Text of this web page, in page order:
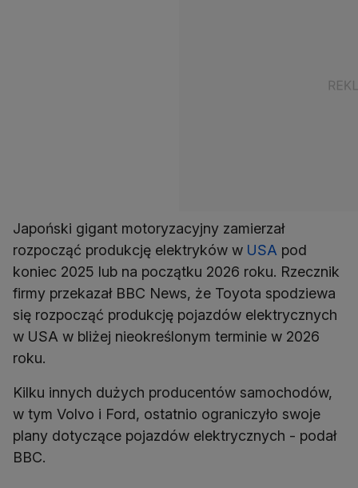
Japoński gigant motoryzacyjny zamierzał
rozpocząć produkcję elektryków w USA pod
koniec 2025 lub na początku 2026 roku. Rzecznik
firmy przekazał BBC News, że Toyota spodziewa
się rozpocząć produkcję pojazdów elektrycznych
w USA w bliżej nieokreślonym terminie w 2026
roku.
Kilku innych dużych producentów samochodów,
w tym Volvo i Ford, ostatnio ograniczyło swoje
plany dotyczące pojazdów elektrycznych - podał
BBC.